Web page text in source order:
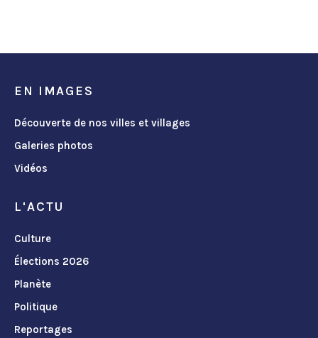
EN IMAGES
Découverte de nos villes et villages
Galeries photos
Vidéos
L'ACTU
Culture
Élections 2026
Planète
Politique
Reportages